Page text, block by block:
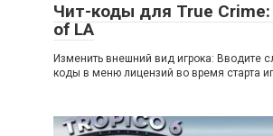
Чит-коды для True
of LA
Изменить внешний вид игрока: Вводите
коды в меню лицензий во время старта